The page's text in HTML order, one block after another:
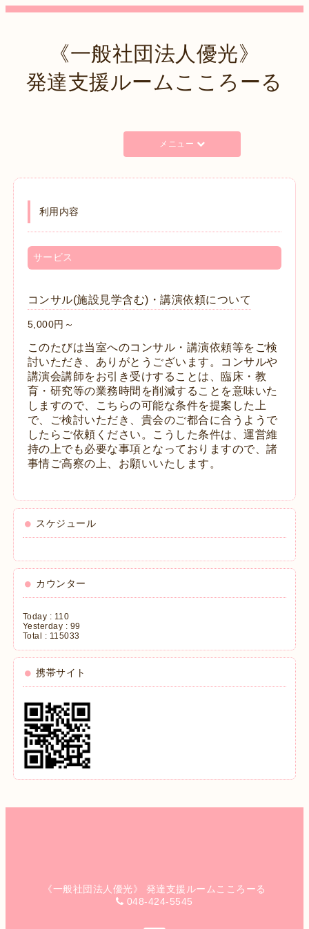
《一般社団法人優光》
発達支援ルームこころーる
メニュー
利用内容
サービス
コンサル(施設見学含む)・講演依頼について
5,000円～
このたびは当室へのコンサル・講演依頼等をご検
討いただき、ありがとうございます。コンサルや
講演会講師をお引き受けすることは、臨床・教
育・研究等の業務時間を削減することを意味いた
しますので、こちらの可能な条件を提案した上
で、ご検討いただき、貴会のご都合に合うようで
したらご依頼ください。こうした条件は、運営維
持の上でも必要な事項となっておりますので、諸
事情ご高察の上、お願いいたします。
スケジュール
カウンター
Today : 110
Yesterday : 99
Total : 115033
携帯サイト
《一般社団法人優光》 発達支援ルームこころーる
048-424-5545